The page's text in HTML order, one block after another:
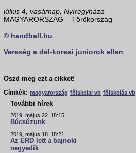
július 4, vasárnap, Nyíregyháza
MAGYARORSZÁG – Törökország
© handball.hu
Vereség a dél-koreai juniorok ellen
Oszd meg ezt a cikket!
Címkék: magyarország főiskolai vb főiskolás vb
További hírek
2019. május 22. 18:15
Búcsúzunk
2019. május 18. 18:21
Az ÉRD lett a bajnoki
negyedik